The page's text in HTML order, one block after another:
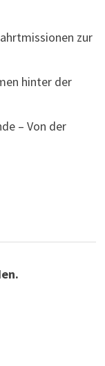
zur
hinter der
– Von der